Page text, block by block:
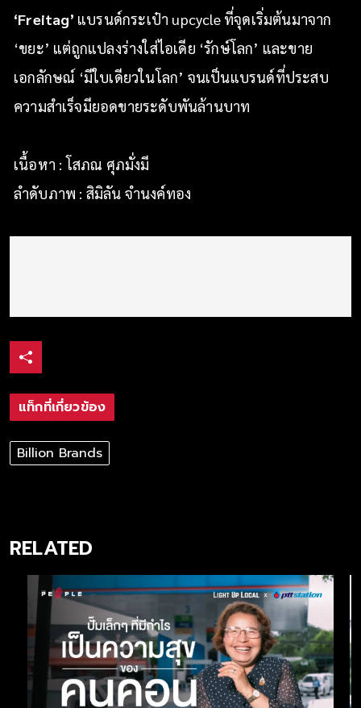
‘Freitag’ แบรนด์กระเป๋า upcycle ที่จุดเริ่มต้นมาจาก
‘ขยะ’ แต่ถูกแปลงร่างใส่ไอเดีย ‘รักษ์โลก’ และขาย
เอกลักษณ์ ‘มีใบเดียวในโลก’ จนเป็นแบรนด์ที่ประสบ
ความสำเร็จมียอดขายระดับพันล้านบาท
เนื้อหา : โสภณ ศุภมั่งมี
ลำดับภาพ : สิมิลัน จำนงค์ทอง
แท็กที่เกี่ยวข้อง
Billion Brands
RELATED